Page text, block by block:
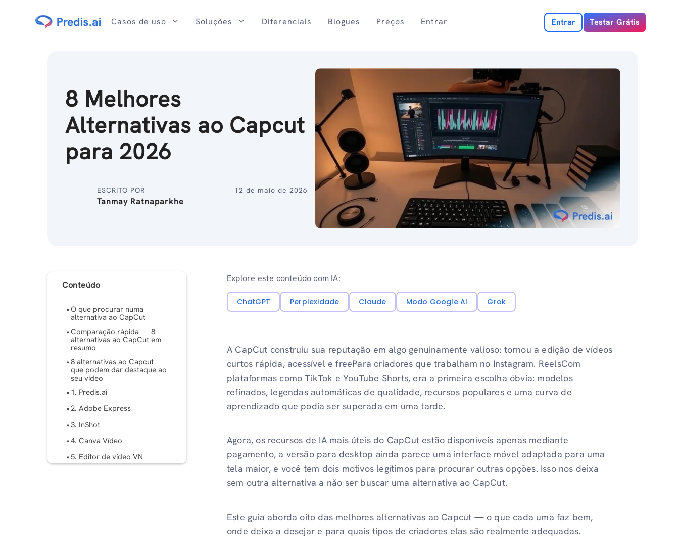
Casos de uso Soluções Diferenciais Blogues Preços Entrar Entrar Testar Grátis
8 Melhores
Alternativas ao Capcut
para 2026
ESCRITO POR
Tanmay Ratnaparkhe
12 de maio de 2026
Conteúdo
O que procurar numa
alternativa ao CapCut
Comparação rápida — 8
alternativas ao CapCut em
resumo
8 alternativas ao Capcut
que podem dar destaque ao
seu vídeo
1. Predis.ai
2. Adobe Express
3. InShot
4. Canva Vídeo
5. Editor de vídeo VN
Explore este conteúdo com IA:
ChatGPT Perplexidade Claude Modo Google AI Grok
A CapCut construiu sua reputação em algo genuinamente valioso: tornou a edição de vídeos
curtos rápida, acessível e freePara criadores que trabalham no Instagram. ReelsCom
plataformas como TikTok e YouTube Shorts, era a primeira escolha óbvia: modelos
refinados, legendas automáticas de qualidade, recursos populares e uma curva de
aprendizado que podia ser superada em uma tarde.
Agora, os recursos de IA mais úteis do CapCut estão disponíveis apenas mediante
pagamento, a versão para desktop ainda parece uma interface móvel adaptada para uma
tela maior, e você tem dois motivos legítimos para procurar outras opções. Isso nos deixa
sem outra alternativa a não ser buscar uma alternativa ao CapCut.
Este guia aborda oito das melhores alternativas ao Capcut — o que cada uma faz bem,
onde deixa a desejar e para quais tipos de criadores elas são realmente adequadas.